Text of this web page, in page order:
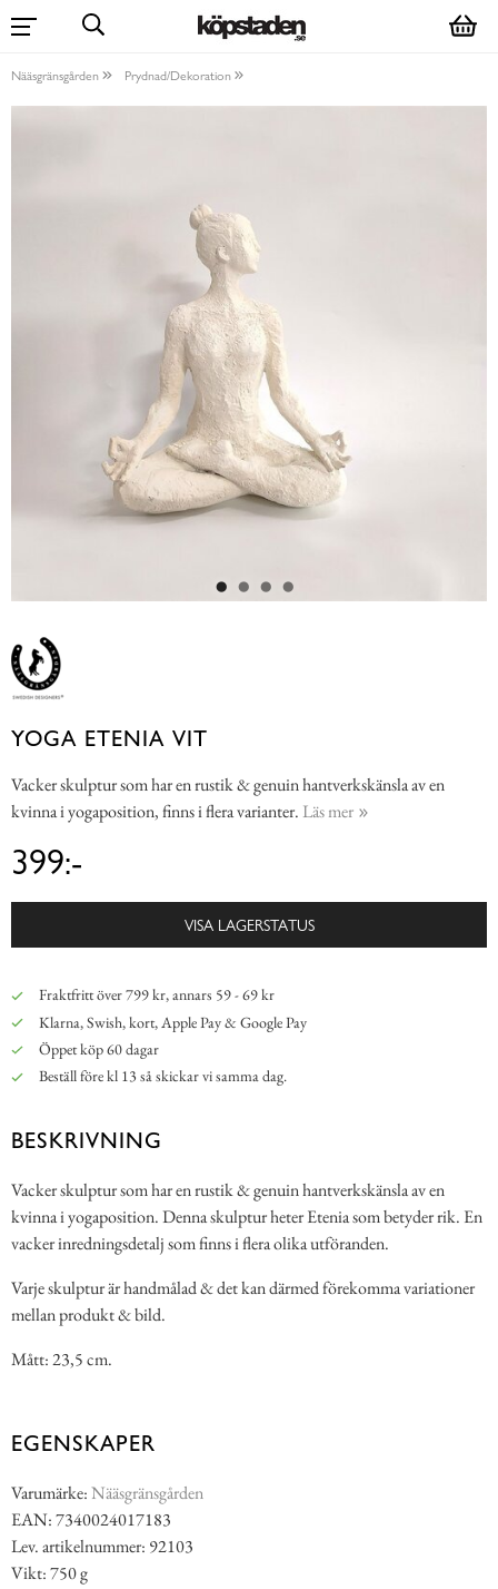
Nääsgränsgården Prydnad/Dekoration
YOGA ETENIA VIT
Vacker skulptur som har en rustik & genuin hantverkskänsla av en
kvinna i yogaposition, finns i flera varianter. Läs mer
399:-
VISA LAGERSTATUS
Fraktfritt över 799 kr, annars 59 - 69 kr
Klarna, Swish, kort, Apple Pay & Google Pay
Öppet köp 60 dagar
Beställ före kl 13 så skickar vi samma dag.
BESKRIVNING
Vacker skulptur som har en rustik & genuin hantverkskänsla av en
kvinna i yogaposition. Denna skulptur heter Etenia som betyder rik. En
vacker inredningsdetalj som finns i flera olika utföranden.
Varje skulptur är handmålad & det kan därmed förekomma variationer
mellan produkt & bild.
Mått: 23,5 cm.
EGENSKAPER
Varumärke:Nääsgränsgården
EAN: 7340024017183
Lev. artikelnummer: 92103
Vikt: 750 g